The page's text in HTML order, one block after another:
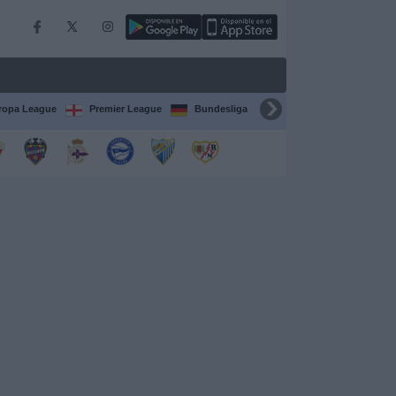
League Premier League Bundesliga Supercopa de España